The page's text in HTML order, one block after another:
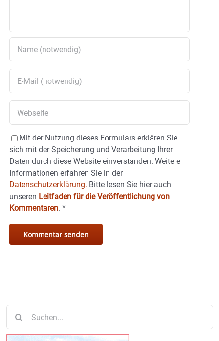
Mit der Nutzung dieses Formulars erklären Sie
sich mit der Speicherung und Verarbeitung Ihrer
Daten durch diese Website einverstanden. Weitere
Informationen erfahren Sie in der
Datenschutzerklärung. Bitte lesen Sie hier auch
unseren Leitfaden für die Veröffentlichung von
Kommentaren. *
nach: